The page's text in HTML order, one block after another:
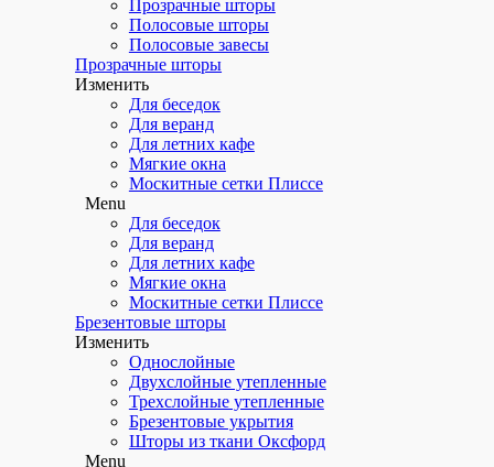
Прозрачные шторы
Полосовые шторы
Полосовые завесы
Прозрачные шторы
Изменить
Для беседок
Для веранд
Для летних кафе
Мягкие окна
Москитные сетки Плиссе
Menu
Для беседок
Для веранд
Для летних кафе
Мягкие окна
Москитные сетки Плиссе
Брезентовые шторы
Изменить
Однослойные
Двухслойные утепленные
Трехслойные утепленные
Брезентовые укрытия
Шторы из ткани Оксфорд
Menu